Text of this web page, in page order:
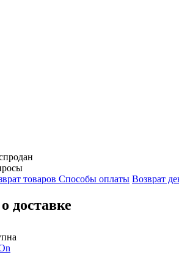
товаров Способы оплаты Возврат
доставке